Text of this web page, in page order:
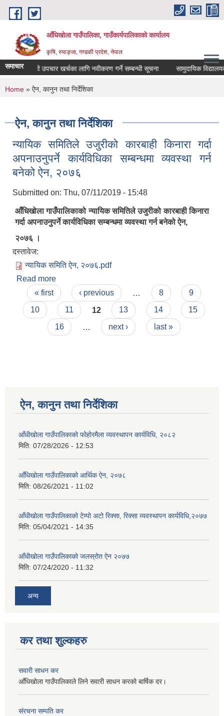
Skip to main content
आँधिखोला गाउँपालिका, गाउँकार्यपालिकाको कार्यालय
कृषि, स्याङ्जा, गण्डकी प्रदेश, नेपाल
समाचारऔषधी उपचार खर्चका लागि नवीकरण गर्ने सम्बन्धी सूचना सामुदायिक
You are here
Home » ऐन, कानुन तथा निर्देशिका
ऐन, कानुन तथा निर्देशिका
न्यायिक समितिले उजुरीको कारबाही किनारा गर्दा
अपनाउनुपर्ने कार्यविधिका सम्बन्धमा व्यवस्था गर्न
बनेको ऐन, २०७६
Submitted on: Thu, 07/11/2019 - 15:48
आँधिखोला गाउँपालिकाको न्यायिक समितिले उजुरीको कारबाही किनारा
गर्दा अपनाउनुपर्ने कार्यविधिका सम्बन्धमा व्यवस्था गर्न बनेको ऐन,
२०७६ ।
दस्तावेज:
न्यायिक समिति ऐन, २०७६.pdf
Read more
अपनाउनुपर्ने कार्यविधिका सम्बन्धमा व्यवस्था गर्न बनेको ऐन,
२०७६
Pages
« first ‹ previous 8
9
10
11 12 13 14
15
16
next › last »
ऐन, कानुन तथा निर्देशिका
आँधीखोला गाउँपालिकाको फोहोरमैला व्यवस्थापन कार्यविधि, २०८२
मिति: 07/28/2026 - 12:53
आँधिखोला गाउँपालिकाको आर्थिक ऐन, २०७८
मिति: 08/26/2021 - 11:02
आँधीखोला गाउँपालिकाको टेम्पो अटो रिक्सा, रिक्सा व्यवस्थापन कार्यविधि,२०७७
मिति: 05/04/2021 - 14:35
आँधीखोला गाउँपालिकाको जलस्रोत ऐन २०७७
मिति: 07/24/2020 - 11:32
अन्य
कर तथा शुल्कहरु
सवारी साधन कर
आँधिखोला गाउँपालिकाले लिने सवारी साधन करको बार्षिक दर।
संरचना सम्पति कर